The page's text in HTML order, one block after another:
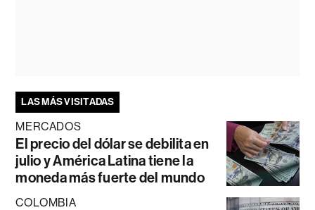
LAS MÁS VISITADAS
MERCADOS
El precio del dólar se debilita en
julio y América Latina tiene la
moneda más fuerte del mundo
COLOMBIA